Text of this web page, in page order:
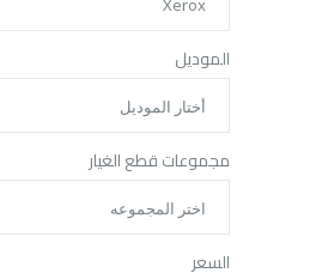
الموديل
مجموعات قطع الغيار
السعر